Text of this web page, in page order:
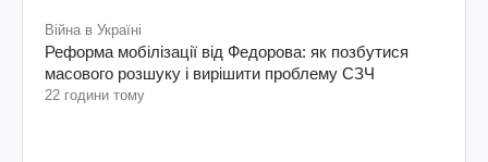
Війна в Україні
Реформа мобілізації від Федорова: як позбутися
масового розшуку і вирішити проблему СЗЧ
22 години тому